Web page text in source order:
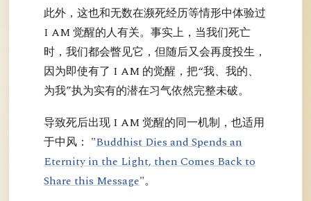
此外，这也和无数在濒死经历等情形中体验过
I AM 觉醒的人有关。事实上，当我们死亡
时，我们都会瞥见它，但随后又会再度投生，
因为即使有了 I AM 的觉醒，把“我、我的、
为我”执为实有的潜在习气依然完整未破。
导致死后出现 I AM 觉醒的同一机制，也适用
于中风： "Buddhist Dies and Spends an
Eternity in the Light, then Comes Back to
Share this Message"。